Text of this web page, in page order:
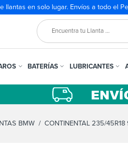
llantas en solo lugar. Envíos a todo el
BATERÍAS LUBRICANTES
BMW / CONTINENTAL 235/45R18